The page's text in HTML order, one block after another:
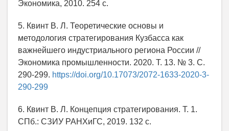
Экономика, 2010. 254 с.
5. Квинт В. Л. Теоретические основы и
методология стратегирования Кузбасса как
важнейшего индустриального региона России //
Экономика промышленности. 2020. Т. 13. № 3. С.
290-299. https://doi.org/10.17073/2072-1633-2020-3-
290-299
6. Квинт В. Л. Концепция стратегирования. Т. 1.
СПб.: СЗИУ РАНХиГС, 2019. 132 с.